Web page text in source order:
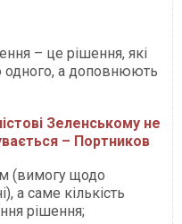
– це рішення, які
одного, а доповнюють
Зеленському не
– Портников
(вимогу щодо
а саме кількість
рішення;